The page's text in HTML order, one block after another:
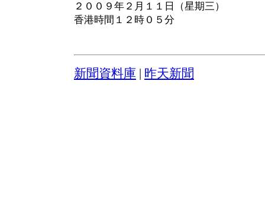
２００９年２月１１日（星期三）
香港時間１２時０５分
新聞資料庫 昨天新聞